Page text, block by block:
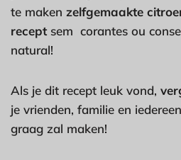
te maken zelfgemaakte
receptsem corantes ou
natural!
Als je dit recept leuk vond,
je vrienden, familie en
graag zal maken!